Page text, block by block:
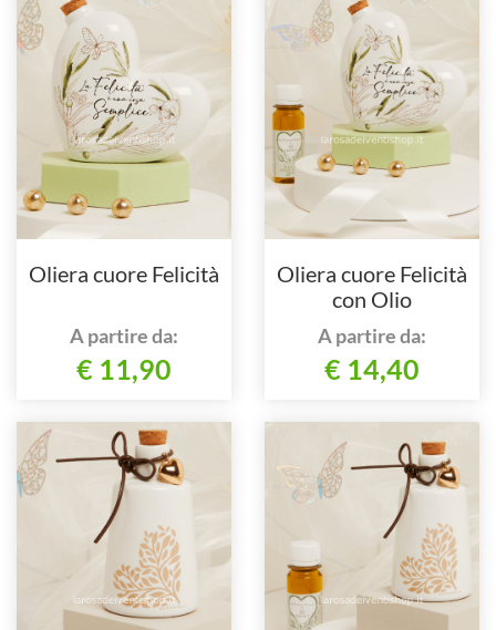
Oliera cuore Felicità
A partire da:
€ 11,90
Oliera cuore Felicità
con Olio
A partire da:
€ 14,40